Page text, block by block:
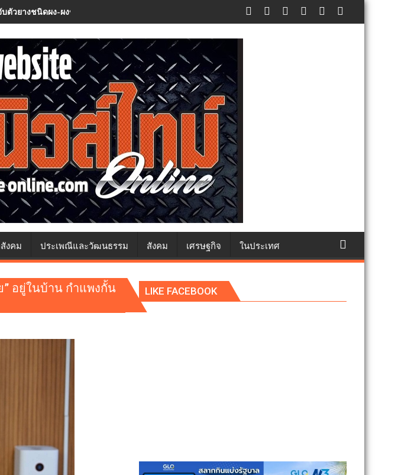
ตัวยางชนิดผง-ผงขาว" โรงงานประกาศปฏิเสธรับซื้อทันที ปรับขั้นต่ำ 20,000 บาท พร้อมจ่อฟ้องดำเนินคดี
งคม ประเพณีและวัฒนธรรม สังคม เศรษฐกิจ ในประเทศ
” อยู่ในบ้าน กำแพงกั้น
LIKE FACEBOOK